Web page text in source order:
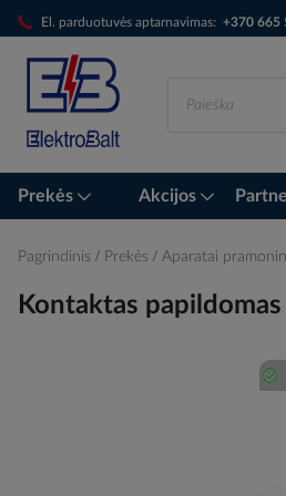
El. parduotuvės aptarnavimas: +370 665
Skip
to
Content
Prekės Akcijos
Pagrindinis Prekės Aparatai
Kontaktas